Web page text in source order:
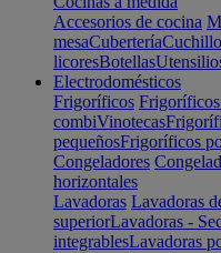
Accesorios de cocina
mesaCubertería
licoresBotellas
Electrodomésticos
Frigoríficos
combiVinotecas
pequeñosFrigoríficos
Congeladores
horizontales
Lavadoras Lavadoras
superiorLavadoras -
integrablesLavadoras